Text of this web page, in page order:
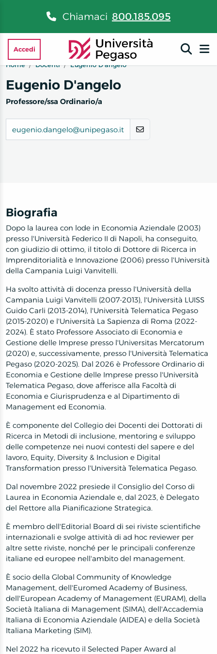
Chiamaci 800.185.095
Accedi
Home
Docenti Eugenio D'angelo
Eugenio D'angelo
Professore/ssa Ordinario/a
eugenio.dangelo@unipegaso.it
Biografia
Dopo la laurea con lode in Economia Aziendale (2003)
presso l'Università Federico II di Napoli, ha conseguito,
con giudizio di ottimo, il titolo di Dottore di Ricerca in
Imprenditorialità e Innovazione (2006) presso l'Università
della Campania Luigi Vanvitelli.
Ha svolto attività di docenza presso l'Università della
Campania Luigi Vanvitelli (2007-2013), l'Università LUISS
Guido Carli (2013-2014), l'Università Telematica Pegaso
(2015-2020) e l'Università La Sapienza di Roma (2022-
2024). È stato Professore Associato di Economia e
Gestione delle Imprese presso l'Universitas Mercatorum
(2020) e, successivamente, presso l'Università Telematica
Pegaso (2020-2025). Dal 2026 è Professore Ordinario di
Economia e Gestione delle Imprese presso l'Università
Telematica Pegaso, dove afferisce alla Facoltà di
Economia e Giurisprudenza e al Dipartimento di
Management ed Economia.
È componente del Collegio dei Docenti dei Dottorati di
Ricerca in Metodi di inclusione, mentoring e sviluppo
delle competenze nei nuovi contesti del sapere e del
lavoro, Equity, Diversity & Inclusion e Digital
Transformation presso l'Università Telematica Pegaso.
Dal novembre 2022 presiede il Consiglio del Corso di
Laurea in Economia Aziendale e, dal 2023, è Delegato
del Rettore alla Pianificazione Strategica.
È membro dell'Editorial Board di sei riviste scientifiche
internazionali e svolge attività di ad hoc reviewer per
altre sette riviste, nonché per le principali conferenze
italiane ed europee nell'ambito del management.
È socio della Global Community of Knowledge
Management, dell'Euromed Academy of Business,
dell'European Academy of Management (EURAM), della
Società Italiana di Management (SIMA), dell'Accademia
Italiana di Economia Aziendale (AIDEA) e della Società
Italiana Marketing (SIM).
Nel 2022 ha ricevuto il Selected Paper Award al